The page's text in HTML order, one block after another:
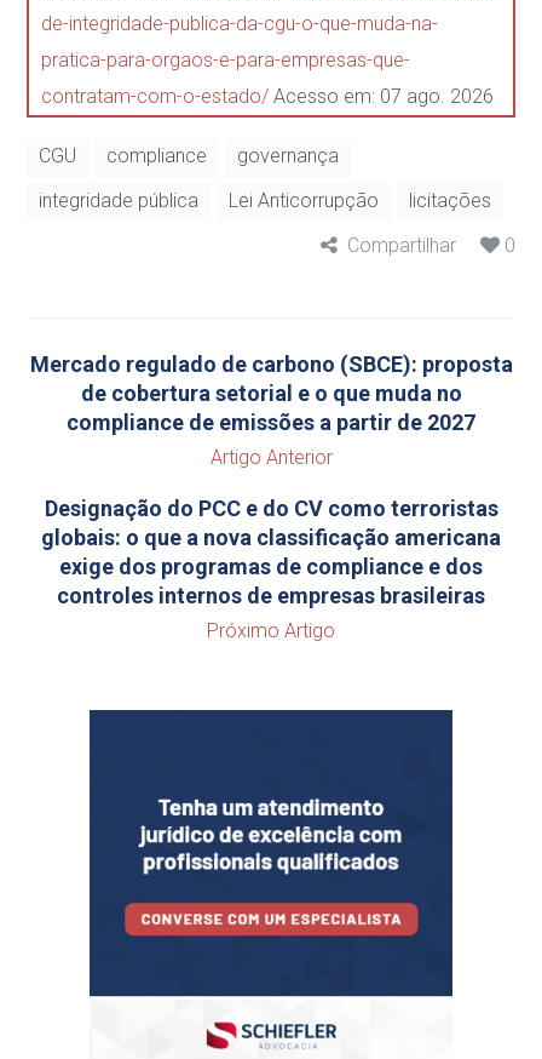
de-integridade-publica-da-cgu-o-que-muda-na-
pratica-para-orgaos-e-para-empresas-que-
contratam-com-o-estado/ Acesso em: 07 ago. 2026
CGU compliance
governança
integridade pública
Lei Anticorrupção
licitações
Compartilhar
0
Mercado regulado de carbono (SBCE): proposta
de cobertura setorial e o que muda no
compliance de emissões a partir de 2027
Artigo Anterior
Designação do PCC e do CV como terroristas
globais: o que a nova classificação americana
exige dos programas de compliance e dos
controles internos de empresas brasileiras
Próximo Artigo